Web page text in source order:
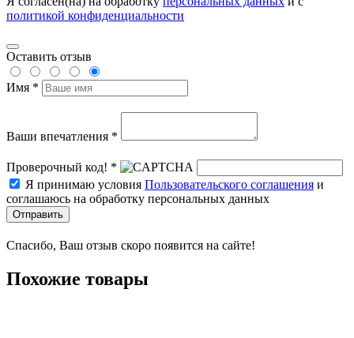
политикой конфиденциальности
Оставить отзыв
Имя *
Ваши впечатления *
Проверочный код! *
Я принимаю условия Пользовательского соглашения и
соглашаюсь на обработку персональных данных
Отправить
Спасибо, Ваш отзыв скоро появится на сайте!
Похожие товары